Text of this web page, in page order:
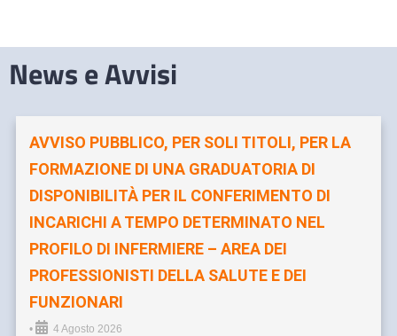
News e Avvisi
AVVISO PUBBLICO, PER SOLI TITOLI, PER LA
FORMAZIONE DI UNA GRADUATORIA DI
DISPONIBILITÀ PER IL CONFERIMENTO DI
INCARICHI A TEMPO DETERMINATO NEL
PROFILO DI INFERMIERE – AREA DEI
PROFESSIONISTI DELLA SALUTE E DEI
FUNZIONARI
• 4 Agosto 2026